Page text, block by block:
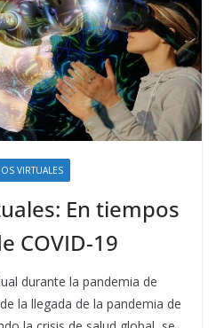
VIRTUALES
En tiempos
COVID-19
durante la pandemia de
la llegada de la pandemia de